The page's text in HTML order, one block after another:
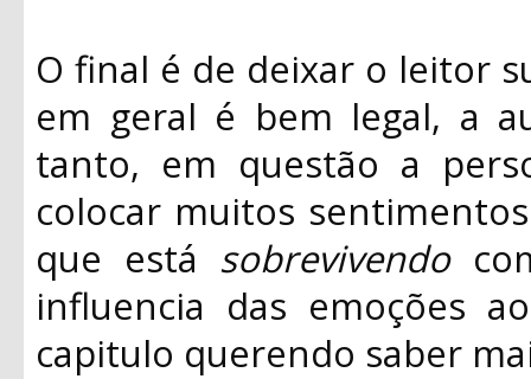
O final é de deixar o leitor
em geral é bem legal, a
tanto, em questão a
colocar muitos
que está sobrevivendo
influencia das emoções
capitulo querendo saber